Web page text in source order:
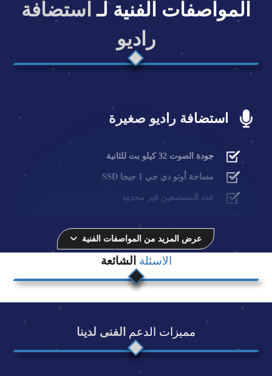
المواصفات الفنية لـ استضافة
راديو
استضافة راديو صغيرة
جودة الصوت 32 كيلو بت للثانية
مساحة أوتو دي جي 1 جيجا SSD
عدد المستمعين غير محدود
لوحة تحكم سنتوفا كاست
بث مباشر أوتو دي جي
بث مباشر من جهازك لايف
حساب FTP خاص للراديو
إحصائيات المستمعين بالمعلومات
خرائط جوجل تحليلات مباشرة
عرض المزيد من المواصفات الفنية
الاسئلة الشائعة
مميزات الدعم الفنى لدينا